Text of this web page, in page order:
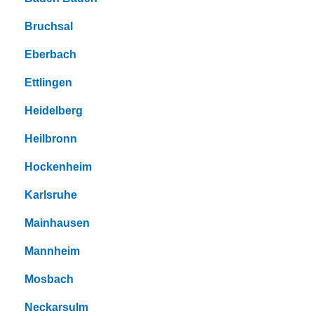
Bruchsal
Eberbach
Ettlingen
Heidelberg
Heilbronn
Hockenheim
Karlsruhe
Mainhausen
Mannheim
Mosbach
Neckarsulm